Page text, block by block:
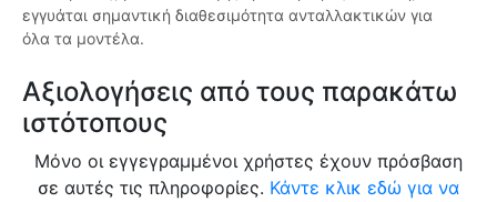
εγγυάται σημαντική διαθεσιμότητα ανταλλακτικών για
όλα τα μοντέλα.
Αξιολογήσεις από τους παρακάτω
ιστότοπους
Μόνο οι εγγεγραμμένοι χρήστες έχουν πρόσβαση
σε αυτές τις πληροφορίες. Κάντε κλικ εδώ για να